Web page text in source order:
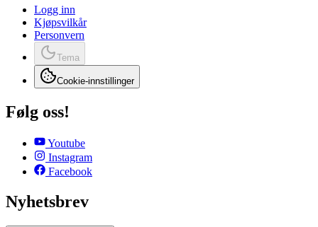
Logg inn
Kjøpsvilkår
Personvern
Tema
Cookie-innstillinger
Følg oss!
Youtube
Instagram
Facebook
Nyhetsbrev